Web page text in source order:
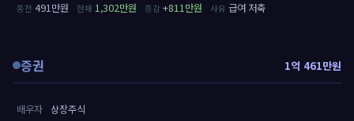
491만원
1,302만원 +811만원 급여 저축
증권 1억 461만원
배우자 상장주식